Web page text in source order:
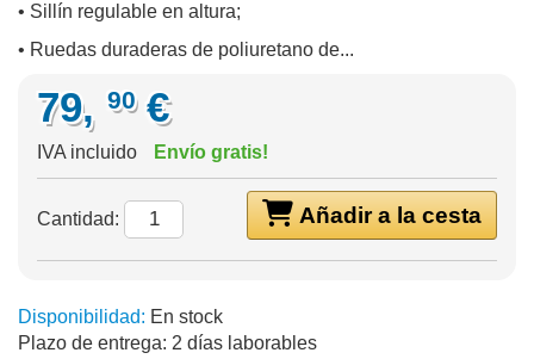
• Sillín regulable en altura;
• Ruedas duraderas de poliuretano de...
79, 90 €
IVA incluido Envío gratis!
Añadir a la cesta
Cantidad:
Disponibilidad: En stock
Plazo de entrega: 2 días laborables